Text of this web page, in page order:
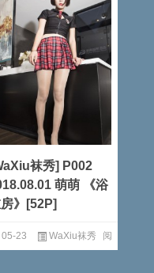
袜秀] P002
萌萌 《浴
》[52P]
05-23 WaXiu袜秀 阅